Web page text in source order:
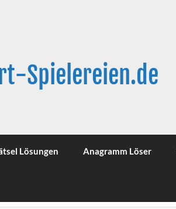
Spielereien.de
Lösungen Anagramm Löser